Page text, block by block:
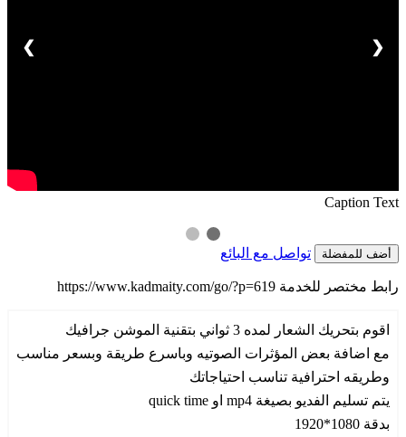
Caption Text
❮
❯
أضف للمفضلة تواصل مع البائع
رابط مختصر للخدمة https://www.kadmaity.com/go/?p=619
اقوم بتحريك الشعار لمده 3 ثواني بتقنية الموشن جرافيك
مع اضافة بعض المؤثرات الصوتيه وباسرع طريقة وبسعر مناسب
وطريقه احترافية تناسب احتياجاتك
يتم تسليم الفديو بصيغة mp4 او quick time
بدقة 1080*1920